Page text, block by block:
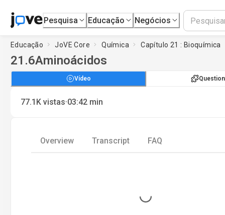
Pesquisa Educação Negócios
Educação JoVE Core Química Capítulo 21 : Bioquímica
21.6Aminoácidos
Vídeo
77.1K vistas·03:42 min
Overview Transcript FAQ
Loading...